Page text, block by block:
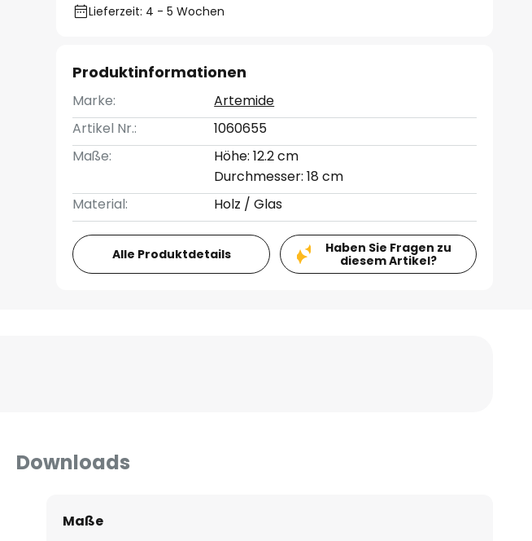
Lieferzeit: 4 - 5 Wochen
Produktinformationen
Marke:
Artemide
Artikel Nr.:
1060655
Maße:
Höhe: 12.2 cm
Durchmesser: 18 cm
Material:
Holz / Glas
Alle Produktdetails
Haben Sie Fragen zu
diesem Artikel?
Downloads
Maße